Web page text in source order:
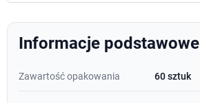
Informacje podstawowe
Zawartość opakowania 60 sztuk